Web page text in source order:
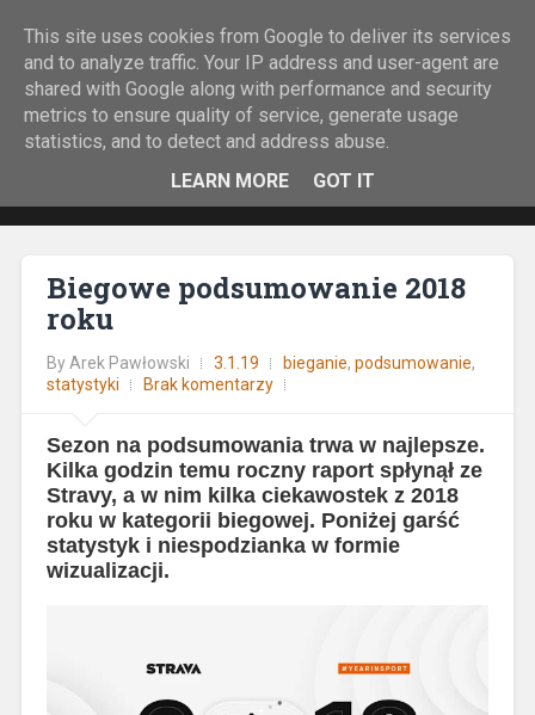
Rock&Run
O bieganiu z górskiej perspektywy.
Biegowe podsumowanie 2018
roku
ByArek Pawłowski 3.1.19 bieganie, podsumowanie,
statystyki
Brak komentarzy
Sezon na podsumowania trwa w najlepsze.
Kilka godzin temu roczny raport spłynął ze
Stravy, a w nim kilka ciekawostek z 2018
roku w kategorii biegowej. Poniżej garść
statystyk i niespodzianka w formie
wizualizacji.
This site uses cookies from Google to deliver its services
and to analyze traffic. Your IP address and user-agent are
shared with Google along with performance and security
metrics to ensure quality of service, generate usage
statistics, and to detect and address abuse.
LEARN MORE
GOT IT